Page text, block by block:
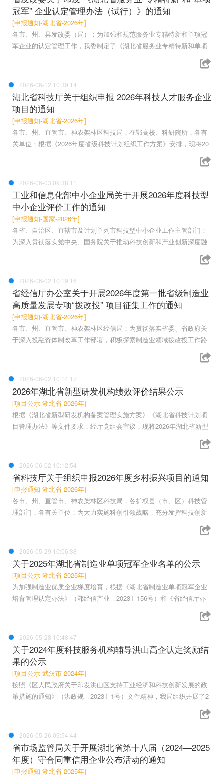
冠军” 企业认定管理办法（试行）》的通知
[申报通知-湖北省-2026年]
各市、州、县发改委（局）：为加强和规范服务业专精特新和单项冠
军企业的认定管理工作，我委制定了《湖北省服务业专精特新和单项
2026-06-12 10:39:14
湖北省科技厅关于组织申报 2026年科技人才服务企业
项目的通知
[申报通知-湖北省-2026年]
各市、州、直管市、神农架林区科技局，在鄂高校、科研院所，各有
关单位：根据《2026年度省级科技计划组织工作方案》安排，现将20
2026-06-03 09:38:11
工业和信息化部中小企业局关于开展2026年度科技型
中小企业评价工作的通知
[申报通知-国家-2026年]
各省、自治区、直辖市及计划单列市科技型中小企业工作主管部门：
为深入贯彻落实党中央、国务院关于推动科技创新和产业创新深度融
2026-06-02 10:19:16
省经信厅办公室关于开展2026年度第一批省级制造业
高质量发展专项“拨改投” 项目征集工作的通知
[申报通知-湖北省-2026年]
各市、州、直管市、神农架林区经信局：为贯彻落实省委、省政府关
于深入投融资体制改革工作部署，积极探索制造业领域拨改投工作路
2026-06-02 10:14:17
2026年湖北省新型研发机构绩效评价结果公示
[项目公示-湖北省-2026年]
根据《湖北省新型研发机构备案管理实施方案》《湖北省科技计划项
目管理办法》等文件要求，经厅党组会审议，现将2026年湖北省新型
2026-06-02 10:12:54
省科技厅关于组织申报2026年度乡村振兴项目的通知
[申报通知-湖北省-2026年]
各市、州、直管市、神农架林区科技局，各扩权县（市、区）科技管
理部门，各有关单位：为大力实施科创引领战略，充分发挥科技创新
2026-05-29 10:06:38
关于2025年湖北省制造业单项冠军企业名单的公示
[项目公示-湖北省-2025年]
为加强制造业优质企业梯度培育，根据《湖北省制造业单项冠军企业
培育管理认定办法》（鄂经信产业〔2023〕156号）和《省经信厅办
2026-05-28 10:48:47
关于2024年度科技服务机构辅导洪山高企认定奖励结
果的公示
[项目公示-武汉市-2024年]
按照《区人民政府关于印发洪山区支持工业经济和科技创新发展的政
策措施的通知》（洪政规〔2023〕1号）文件精神，我局组织开展了2
2026-05-26 09:54:44
省市场监管局关于开展湖北省第十八届（2024—2025
年度）守合同重信用企业公布活动的通知
[申报通知-湖北省-2025年]